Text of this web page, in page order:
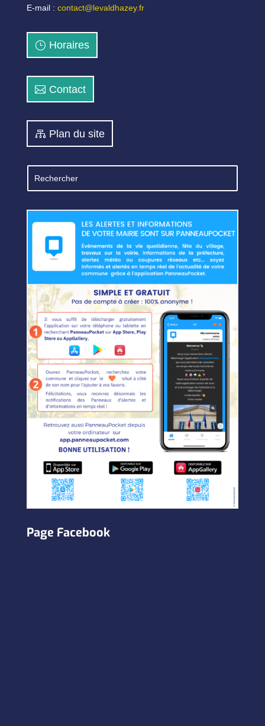
E-mail : contact@levaldhazey.fr
Horaires
Contact
Plan du site
Page Facebook